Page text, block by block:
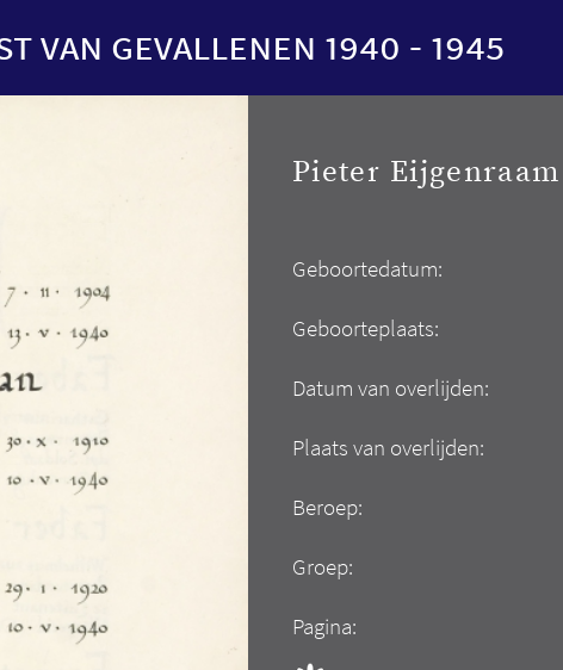
van gevallenen 1940 - 1945
Pieter Eijgenraam
Geboortedatum:
Geboorteplaats:
Datum van overlijden:
Plaats van overlijden:
Beroep:
Groep:
Pagina: